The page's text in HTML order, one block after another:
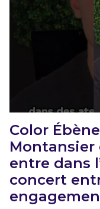
Color
Montansier
entre dans
concert